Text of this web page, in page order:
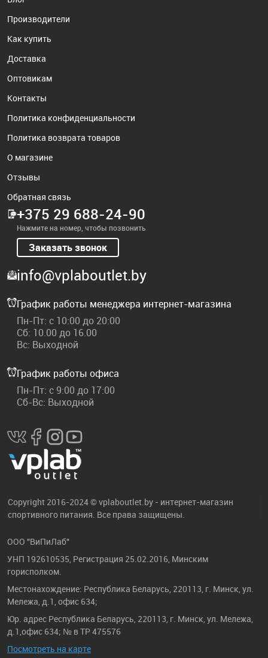
Производители
Как купить
Доставка
Оптовикам
Контакты
Политика конфиденциальности
Политика возврата товаров
О магазине
Отзывы
Обратная связь
+375 29 688-24-90
Нажмите на номер, чтобы позвонить
Заказать звонок
info@vplaboutlet.by
График работы менеджера интернет-магазина
Пн-Пт: с 10:00 до 20:00
Сб: 10.00 до 16.00
Вс: Выходной
График работы офиса
Пн-Пт: с 9:00 до 17:00
Сб-Вс: Выходной
Copyright 2016-2024 © vplaboutlet.by - интернет-магазин
спортивного питания. Все права защищены.
ООО "ВиПиЛаб"
УНП 192610535, Регистрация 25.02.2016, Минским
горисполком.
Местонахождение: Республика Беларусь, 220113, г. Минск, ул.
Мележа, д.1, офис 634;
Юр. адрес Республика Беларусь, 220113, г. Минск, ул. Мележа,
д.1,офис 634; № в ТР 475576
Посмотреть на карте